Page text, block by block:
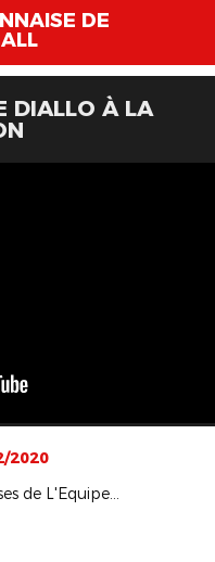
DE
DIALLO À LA
2020
Les Réunionnaises de L'Equipe de France en vacances